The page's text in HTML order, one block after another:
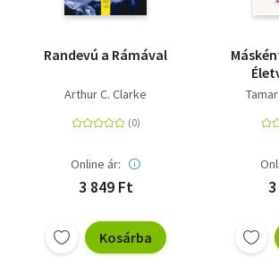
Randevú a Rámával
Arthur C. Clarke
Online ár:
3 849 Ft
Kosárba